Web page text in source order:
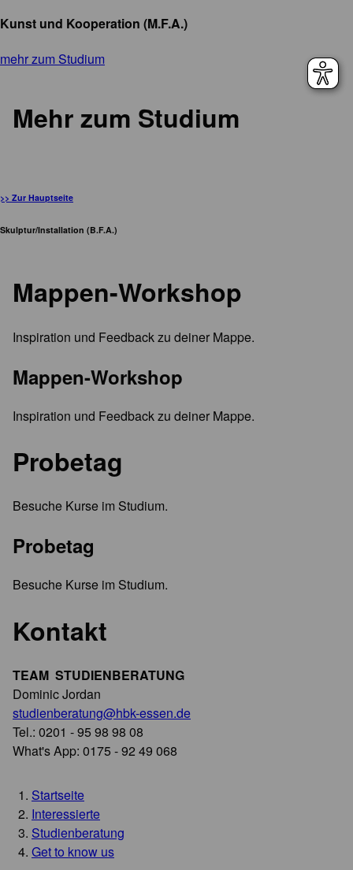
Kunst und Kooperation (M.F.A.)
mehr zum Studium
Mehr zum Studium
>> Zur Hauptseite
Skulptur/Installation (B.F.A.)
Mappen-Workshop
Inspiration und Feedback zu deiner Mappe.
Mappen-Workshop
Inspiration und Feedback zu deiner Mappe.
Probetag
Besuche Kurse im Studium.
Probetag
Besuche Kurse im Studium.
Kontakt
TEAM STUDIENBERATUNG
Dominic Jordan
studienberatung@hbk-essen.de
Tel.: 0201 - 95 98 98 08
What's App: 0175 - 92 49 068
Startseite
Interessierte
Studienberatung
Get to know us